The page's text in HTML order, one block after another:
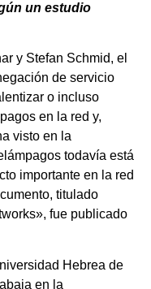
un estudio
y Stefan Schmid, el
de servicio
o incluso
en la red y,
visto en la
todavía está
importante en la red
titulado
fue publicado
Hebrea de
en la